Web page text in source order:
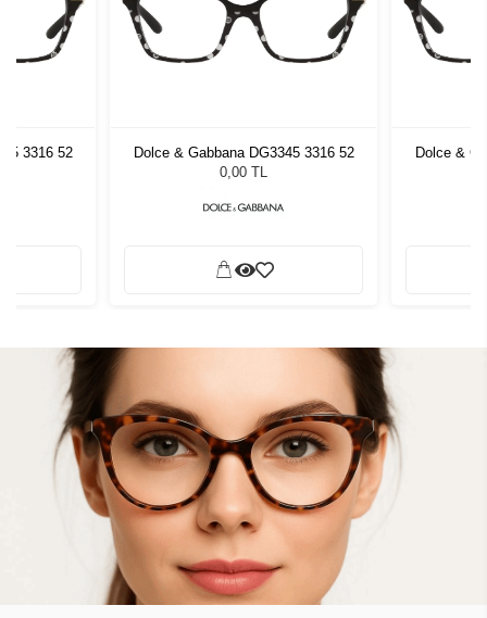
3316 52
Dolce & Gabbana DG3345 3316 52
0,00 TL
Dolce &